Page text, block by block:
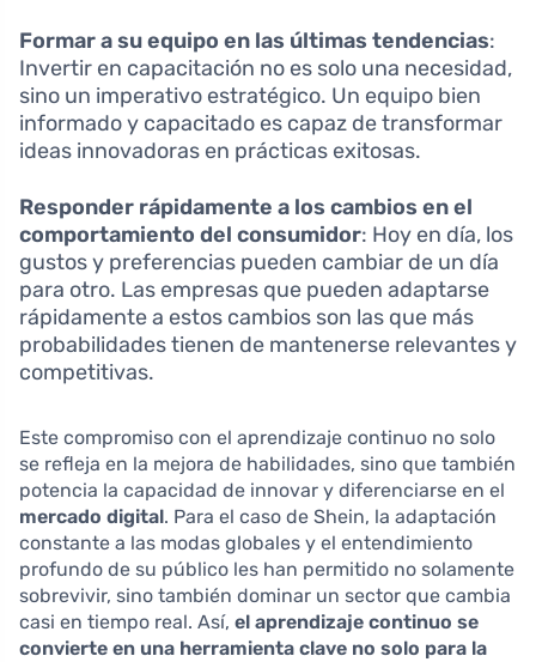
Formar a su equipo en las últimas tendencias:
Invertir en capacitación no es solo una necesidad,
sino un imperativo estratégico. Un equipo bien
informado y capacitado es capaz de transformar
ideas innovadoras en prácticas exitosas.
Responder rápidamente a los cambios en el
comportamiento del consumidor: Hoy en día, los
gustos y preferencias pueden cambiar de un día
para otro. Las empresas que pueden adaptarse
rápidamente a estos cambios son las que más
probabilidades tienen de mantenerse relevantes y
competitivas.
Este compromiso con el aprendizaje continuo no solo
se refleja en la mejora de habilidades, sino que también
potencia la capacidad de innovar y diferenciarse en el
mercado digital. Para el caso de Shein, la adaptación
constante a las modas globales y el entendimiento
profundo de su público les han permitido no solamente
sobrevivir, sino también dominar un sector que cambia
casi en tiempo real. Así, el aprendizaje continuo se
convierte en una herramienta clave no solo para la